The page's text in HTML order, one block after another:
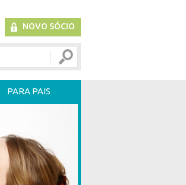
NOVO SÓCIO
PARA PAIS